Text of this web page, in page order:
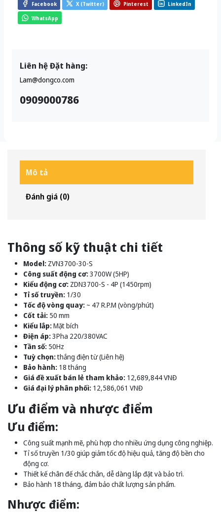
Facebook X (Twitter) Pinterest LinkedIn
WhatsApp
Liên hệ Đặt hàng:
Lam@dongco.com
0909000786
Mô tả
Đánh giá (0)
Thông số kỹ thuật chi tiết
Model: ZVN3700-30-S
Công suất động cơ:3700W (5HP)
Kiểu động cơ: ZDN3700-S - 4P (1450rpm)
Tỉ số truyền: 1/30
Tốc độ vòng quay: ~ 47 R.P.M (vòng/phút)
Cốt tải: 50 mm
Kiểu lắp:Mặt bích
Điện áp:3Pha 220/380VAC
Tần số: 50Hz
Tuỳ chọn:thắng điện từ (Liên hệ)
Bảo hành: 18 tháng
Giá đề xuất bán lẻ tham khảo: 12,689,844 VNĐ
Giá đại lý phân phối: 12,586,061 VNĐ
Ưu điểm và nhược điểm
Ưu điểm:
Công suất mạnh mẽ, phù hợp cho nhiều ứng dụng công nghiệp.
Tỉ số truyền 1/30 giúp giảm tốc độ hiệu quả, tăng độ bền cho
động cơ.
Thiết kế chân đế chắc chắn, dễ dàng lắp đặt và bảo trì.
Bảo hành 18 tháng, đảm bảo chất lượng sản phẩm.
Nhược điểm: